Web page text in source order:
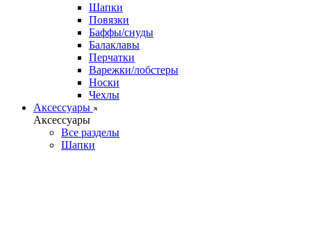
Шапки
Повязки
Баффы/снуды
Балаклавы
Перчатки
Варежки/лобстеры
Носки
Чехлы
Аксессуары
Аксессуары
Все разделы
Шапки